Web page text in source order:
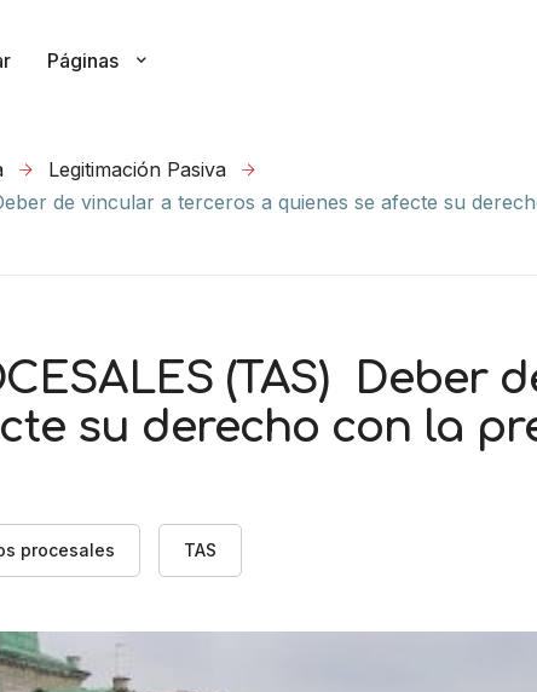
Páginas
Legitimación Pasiva
de vincular a terceros a quienes se afecte su
(TAS) Deber
su derecho con la
procesales TAS